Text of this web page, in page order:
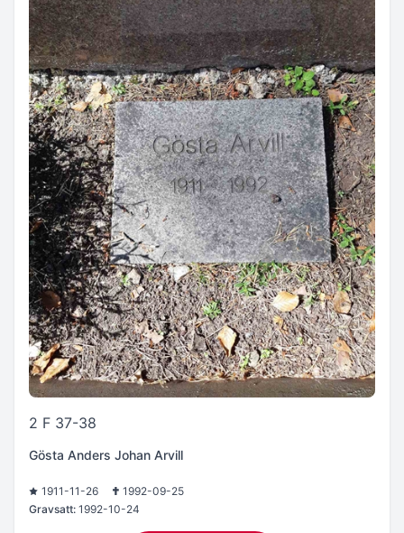
2 F 37-38
Gösta Anders Johan Arvill
1911-11-26
1992-09-25
Gravsatt: 1992-10-24